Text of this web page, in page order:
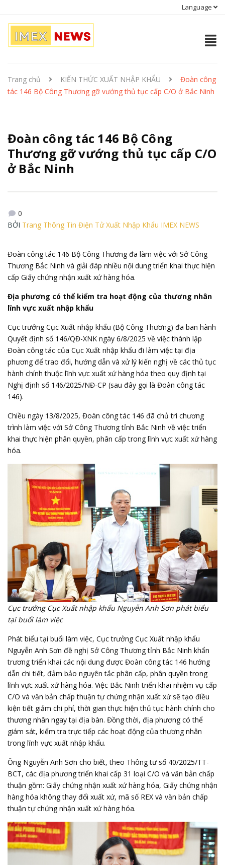
Language
Trang chủ KIẾN THỨC XUẤT NHẬP KHẨU
Đoàn công
tác 146 Bộ Công Thương gỡ vướng thủ tục cấp C/O ở Bắc Ninh
Đoàn công tác 146 Bộ Công
Thương gỡ vướng thủ tục cấp C/O
ở Bắc Ninh
0
BỞI Trang Thông Tin Điện Tử Xuất Nhập Khẩu IMEX NEWS
Đoàn công tác 146 Bộ Công Thương đã làm việc với Sở Công
Thương Bắc Ninh và giải đáp nhiều nội dung triển khai thực hiện
cấp Giấy chứng nhận xuất xứ hàng hóa.
Địa phương có thể kiểm tra hoạt động của thương nhân
lĩnh vực xuất nhập khẩu
Cục trưởng Cục Xuất nhập khẩu (Bộ Công Thương) đã ban hành
Quyết định số 146/QĐ-XNK ngày 6/8/2025 về việc thành lập
Đoàn công tác của Cục Xuất nhập khẩu đi làm việc tại địa
phương để trao đổi, hướng dẫn và xử lý kiến nghị về các thủ tục
hành chính thuộc lĩnh vực xuất xứ hàng hóa theo quy định tại
Nghị định số 146/2025/NĐ-CP (sau đây gọi là Đoàn công tác
146).
Chiều ngày 13/8/2025, Đoàn công tác 146 đã chủ trì chương
trình làm việc với Sở Công Thương tỉnh Bắc Ninh về việc triển
khai thực hiện phân quyền, phân cấp trong lĩnh vực xuất xứ hàng
hóa.
Cục trưởng Cục Xuất nhập khẩu Nguyễn Anh Sơn phát biểu
tại buổi làm việc
Phát biểu tại buổi làm việc, Cục trưởng Cục Xuất nhập khẩu
Nguyễn Anh Sơn đề nghị Sở Công Thương tỉnh Bắc Ninh khẩn
trương triển khai các nội dung được Đoàn công tác 146 hướng
dẫn chi tiết, đảm bảo nguyên tắc phân cấp, phân quyền trong
lĩnh vực xuất xứ hàng hóa. Việc Bắc Ninh triển khai nhiệm vụ cấp
C/O và văn bản chấp thuận tự chứng nhận xuất xứ sẽ tạo điều
kiện tiết giảm chi phí, thời gian thực hiện thủ tục hành chính cho
thương nhân ngay tại địa bàn. Đồng thời, địa phương có thể
giám sát, kiểm tra trực tiếp các hoạt động của thương nhân
trong lĩnh vực xuất nhập khẩu.
Ông Nguyễn Anh Sơn cho biết, theo Thông tư số 40/2025/TT-
BCT, các địa phương triển khai cấp 31 loại C/O và văn bản chấp
thuận gồm: Giấy chứng nhận xuất xứ hàng hóa, Giấy chứng nhận
hàng hóa không thay đổi xuất xứ, mã số REX và văn bản chấp
thuận tự chứng nhận xuất xứ hàng hóa.